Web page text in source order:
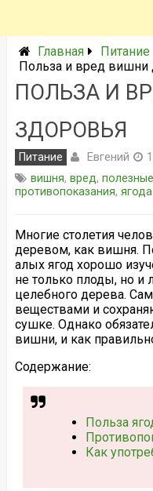
Главная
Питание
Польза и вред вишни
ПОЛЬЗА И
ЗДОРОВЬЯ
Питание Евгений
вишня, вред,
противопоказания, ягода
Многие столетия
деревом, как вишня.
алых ягод хорошо
не только плоды, но и
целебного дерева.
веществами и
сушке. Однако
вишни, и как
Содержание:
Польза
Как